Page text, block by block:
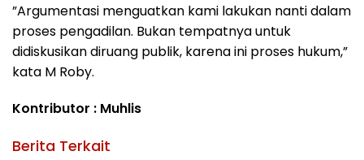
”Argumentasi menguatkan kami lakukan nanti dalam
proses pengadilan. Bukan tempatnya untuk
didiskusikan diruang publik, karena ini proses hukum,”
kata M Roby.
Kontributor : Muhlis
Berita Terkait